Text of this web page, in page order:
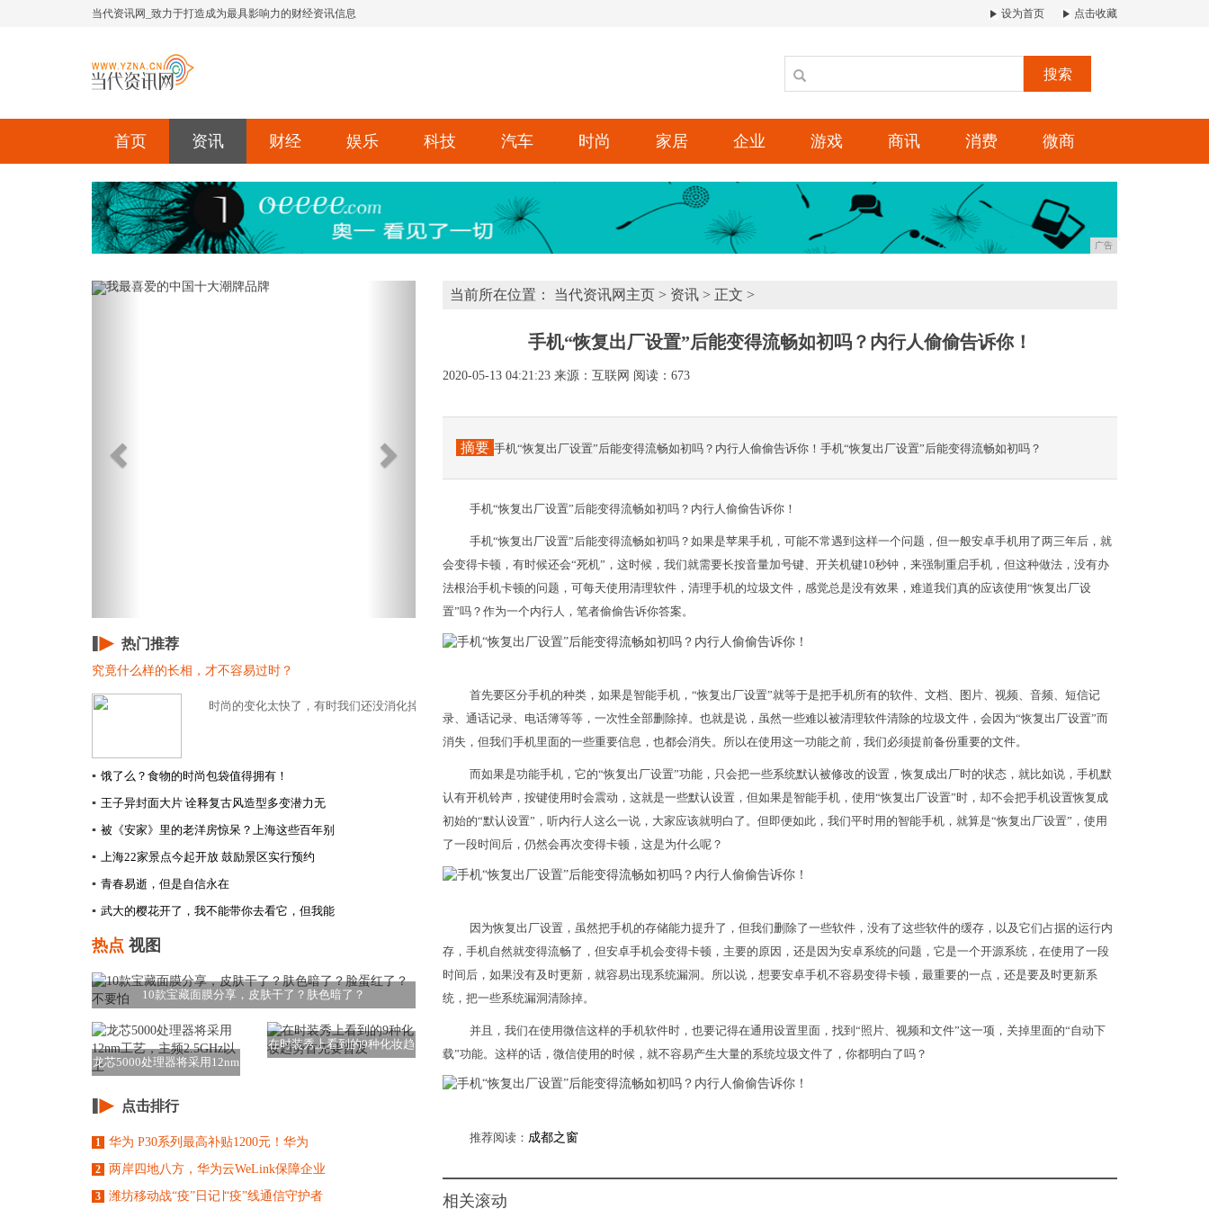
当代资讯网_致力于打造成为最具影响力的财经资讯信息 设为首页 点击收藏
搜索
首页 资讯 财经 娱乐 科技 汽车 时尚 家居 企业 游戏 商讯 消费 微商
广告
Previous
热门推荐
究竟什么样的长相，才不容易过时？
时尚的变化太快了，有时我们还没消化掉T台上一季的流行，但新的时髦点又开始出现...
▪ 饿了么？食物的时尚包袋值得拥有！
▪ 王子异封面大片 诠释复古风造型多变潜力无
▪ 被《安家》里的老洋房惊呆？上海这些百年别
▪
上海22家景点今起开放 鼓励景区实行预约
▪ 青春易逝，但是自信永在
▪ 武大的樱花开了，我不能带你去看它，但我能
热点 视图
10款宝藏面膜分享，皮肤干了？肤色暗了？
龙芯5000处理器将采用12nm
在时装秀上看到的9种化妆趋
点击排行
1 华为 P30系列最高补贴1200元！华为
2 两岸四地八方，华为云WeLink保障企业
3 潍坊移动战“疫”日记∣“疫”线通信守护者
当前所在位置： 当代资讯网主页 > 资讯 > 正文 >
手机“恢复出厂设置”后能变得流畅如初吗？内行人偷偷告诉你！
2020-05-13 04:21:23 来源：互联网 阅读：673
摘要 手机“恢复出厂设置”后能变得流畅如初吗？内行人偷偷告诉你！手机“恢复出厂设置”后能变得流畅如初吗？
手机“恢复出厂设置”后能变得流畅如初吗？内行人偷偷告诉你！
手机“恢复出厂设置”后能变得流畅如初吗？如果是苹果手机，可能不常遇到这样一个问题，但一般安卓手机用了两三年后，就
会变得卡顿，有时候还会“死机”，这时候，我们就需要长按音量加号键、开关机键10秒钟，来强制重启手机，但这种做法，没有办
法根治手机卡顿的问题，可每天使用清理软件，清理手机的垃圾文件，感觉总是没有效果，难道我们真的应该使用“恢复出厂设
置”吗？作为一个内行人，笔者偷偷告诉你答案。
首先要区分手机的种类，如果是智能手机，“恢复出厂设置”就等于是把手机所有的软件、文档、图片、视频、音频、短信记
录、通话记录、电话簿等等，一次性全部删除掉。也就是说，虽然一些难以被清理软件清除的垃圾文件，会因为“恢复出厂设置”而
消失，但我们手机里面的一些重要信息，也都会消失。所以在使用这一功能之前，我们必须提前备份重要的文件。
而如果是功能手机，它的“恢复出厂设置”功能，只会把一些系统默认被修改的设置，恢复成出厂时的状态，就比如说，手机默
认有开机铃声，按键使用时会震动，这就是一些默认设置，但如果是智能手机，使用“恢复出厂设置”时，却不会把手机设置恢复成
初始的“默认设置”，听内行人这么一说，大家应该就明白了。但即便如此，我们平时用的智能手机，就算是“恢复出厂设置”，使用
了一段时间后，仍然会再次变得卡顿，这是为什么呢？
因为恢复出厂设置，虽然把手机的存储能力提升了，但我们删除了一些软件，没有了这些软件的缓存，以及它们占据的运行内
存，手机自然就变得流畅了，但安卓手机会变得卡顿，主要的原因，还是因为安卓系统的问题，它是一个开源系统，在使用了一段
时间后，如果没有及时更新，就容易出现系统漏洞。所以说，想要安卓手机不容易变得卡顿，最重要的一点，还是要及时更新系
统，把一些系统漏洞清除掉。
并且，我们在使用微信这样的手机软件时，也要记得在通用设置里面，找到“照片、视频和文件”这一项，关掉里面的“自动下
载”功能。这样的话，微信使用的时候，就不容易产生大量的系统垃圾文件了，你都明白了吗？
推荐阅读： 成都之窗
相关滚动